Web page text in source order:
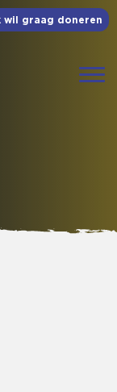
wil graag doneren